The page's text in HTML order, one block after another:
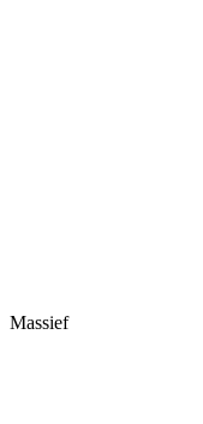
Massief